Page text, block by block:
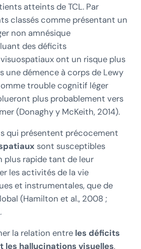
atteints de TCL. Par
classés comme présentant un
non amnésique
des déficits
ont un risque plus
une démence à corps de Lewy
trouble cognitif léger
plus probablement vers
(Donaghy y McKeith, 2014).
qui présentent précocement
sont susceptibles
plus rapide tant de leur
les activités de la vie
et instrumentales, que de
(Hamilton et al., 2008 ;
la relation entre les déficits
hallucinations visuelles,